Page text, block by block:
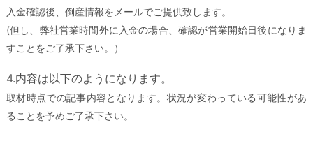
入金確認後、倒産情報をメールでご提供致します。
(但し、弊社営業時間外に入金の場合、確認が営業開始日後になりま
すことをご了承下さい。）
4.内容は以下のようになります。
取材時点での記事内容となります。状況が変わっている可能性があ
ることを予めご了承下さい。